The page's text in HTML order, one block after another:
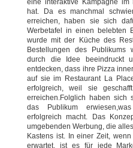
hat. Da es manchmal
erreichen, haben sie sich
Werbetafel in einen belebten
wurde mit der Küche des
Bestellungen des Publikums
durch die Idee beeindruckt
entdecken, dass ihre Pizza
auf sie im Restaurant La
erfolgreich, weil sie
erreichen.Folglich haben sich
das Publikum
erfolgreich macht. Das
umgebenden Werbung, die
Kastens ist. In einer Zeit,
erwartet, ist es für jede